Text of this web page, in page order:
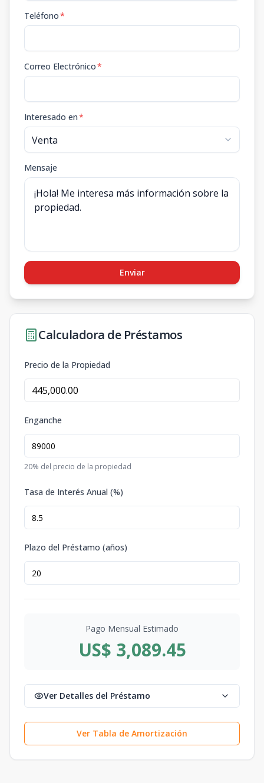
Teléfono*
Correo Electrónico*
Interesado en*
Mensaje
Enviar
Calculadora de Préstamos
Precio de la Propiedad
Enganche
20% del precio de la propiedad
Tasa de Interés Anual (%)
Plazo del Préstamo (años)
Pago Mensual Estimado
US$ 3,089.45
Ver Detalles del Préstamo
Ver Tabla de Amortización